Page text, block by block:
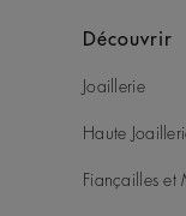
Découvrir
Joaillerie
Haute
Fiançailles et